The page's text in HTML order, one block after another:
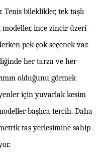
Tenis bileklikler, tek taşlı
ince zincir üzeri
pek çok seçenek var.
her tarza ve her
olduğunu görmek
için yuvarlak kesim
başlıca tercih. Daha
taş yerleşimine sahip